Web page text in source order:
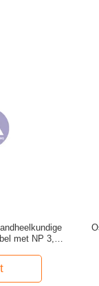
met NP 3,5